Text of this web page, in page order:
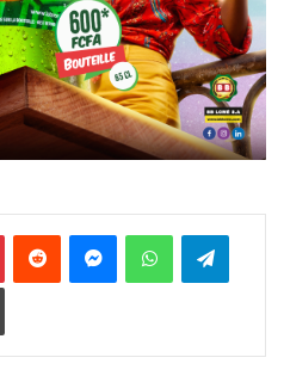
PinterestReddit MessengerWhatsAppTelegram
Imprimer